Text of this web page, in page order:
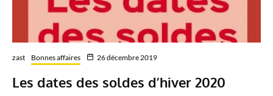
zast Bonnes affaires 26 décembre 2019
Les dates des soldes d’hiver 2020